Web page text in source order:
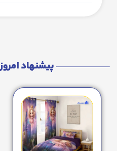
پیشنهاد